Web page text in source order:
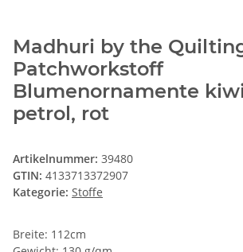
Madhuri by the
Patchworkstoff
Blumenornamente
petrol, rot
Artikelnummer: 39480
GTIN: 4133713372907
Kategorie: Stoffe
Breite: 112cm